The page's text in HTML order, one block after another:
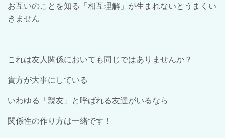
お互いのことを知る「相互理解」が生まれないとうまくい
きません
これは友人関係においても同じではありませんか？
貴方が大事にしている
いわゆる「親友」と呼ばれる友達がいるなら
関係性の作り方は一緒です！